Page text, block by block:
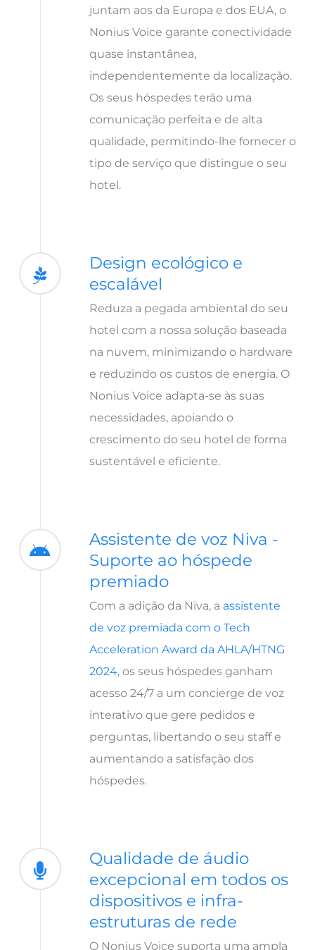
juntam aos da Europa e dos EUA, o
Nonius Voice garante conectividade
quase instantânea,
independentemente da localização.
Os seus hóspedes terão uma
comunicação perfeita e de alta
qualidade, permitindo-lhe fornecer o
tipo de serviço que distingue o seu
hotel.
Design ecológico e
escalável
Reduza a pegada ambiental do seu
hotel com a nossa solução baseada
na nuvem, minimizando o hardware
e reduzindo os custos de energia. O
Nonius Voice adapta-se às suas
necessidades, apoiando o
crescimento do seu hotel de forma
sustentável e eficiente.
Assistente de voz Niva -
Suporte ao hóspede
premiado
Com a adição da Niva, a assistente
de voz premiada com o Tech
Acceleration Award da AHLA/HTNG
2024, os seus hóspedes ganham
acesso 24/7 a um concierge de voz
interativo que gere pedidos e
perguntas, libertando o seu staff e
aumentando a satisfação dos
hóspedes.
Qualidade de áudio
excepcional em todos os
dispositivos e infra-
estruturas de rede
O Nonius Voice suporta uma ampla